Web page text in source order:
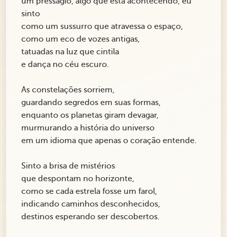
sinto
como um sussurro que atravessa o espaço,
como um eco de vozes antigas,
tatuadas na luz que cintila
e dança no céu escuro.
As constelações sorriem,
guardando segredos em suas formas,
enquanto os planetas giram devagar,
murmurando a história do universo
em um idioma que apenas o coração entende.
Sinto a brisa de mistérios
que despontam no horizonte,
como se cada estrela fosse um farol,
indicando caminhos desconhecidos,
destinos esperando ser descobertos.